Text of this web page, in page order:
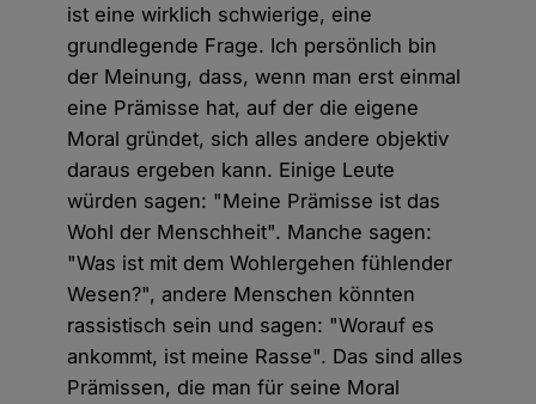
ist eine wirklich schwierige, eine
grundlegende Frage. Ich persönlich bin
der Meinung, dass, wenn man erst einmal
eine Prämisse hat, auf der die eigene
Moral gründet, sich alles andere objektiv
daraus ergeben kann. Einige Leute
würden sagen: "Meine Prämisse ist das
Wohl der Menschheit". Manche sagen:
"Was ist mit dem Wohlergehen fühlender
Wesen?", andere Menschen könnten
rassistisch sein und sagen: "Worauf es
ankommt, ist meine Rasse". Das sind alles
Prämissen, die man für seine Moral